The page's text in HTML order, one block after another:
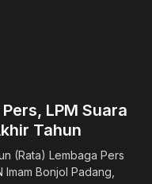
LPM Suara
Tahun
(Rata) Lembaga Pers
Bonjol Padang,